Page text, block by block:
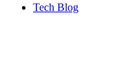
Tech Blog